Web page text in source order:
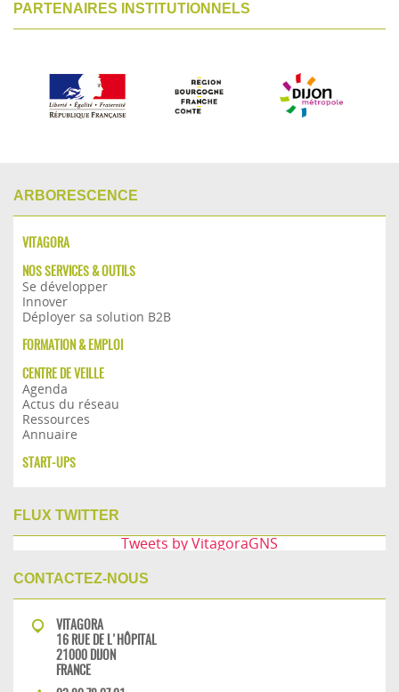
PARTENAIRES INSTITUTIONNELS
ARBORESCENCE
VITAGORA
NOS SERVICES & OUTILS
Se développer
Innover
Déployer sa solution B2B
FORMATION & EMPLOI
CENTRE DE VEILLE
Agenda
Actus du réseau
Ressources
Annuaire
START-UPS
FLUX TWITTER
Tweets by VitagoraGNS
CONTACTEZ-NOUS
VITAGORA
16 RUE DE L'HÔPITAL
21000 DIJON
FRANCE